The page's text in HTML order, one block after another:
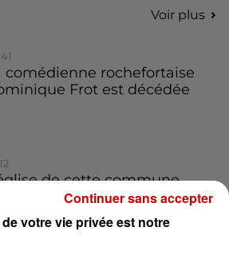
Voir plus
comédienne rochefortaise
Frot est décédée
de cette commune
et-Loire a été
deux...
votre vie privée est notre
Continuer sans accepter